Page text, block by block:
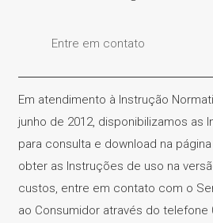
Entre em contato
Em atendimento à Instrução
junho de 2012, disponibilizamos as
para consulta e download na
obter as Instruções de uso na
custos, entre em contato com o
ao Consumidor através do telefone